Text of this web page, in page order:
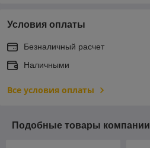
Условия оплаты
Безналичный расчет
Наличными
Все условия оплаты
Подобные товары компании